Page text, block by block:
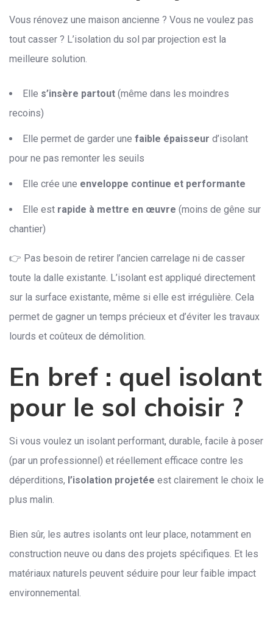
Vous rénovez une maison ancienne ? Vous ne voulez pas
tout casser ? L’isolation du sol par projection est la
meilleure solution.
Elle s’insère partout (même dans les moindres
recoins)
Elle permet de garder une faible épaisseur d’isolant
pour ne pas remonter les seuils
Elle crée une enveloppe continue et performante
Elle est rapide à mettre en œuvre (moins de gêne sur
chantier)
👉 Pas besoin de retirer l’ancien carrelage ni de casser
toute la dalle existante. L’isolant est appliqué directement
sur la surface existante, même si elle est irrégulière. Cela
permet de gagner un temps précieux et d’éviter les travaux
lourds et coûteux de démolition.
En bref : quel isolant
pour le sol choisir ?
Si vous voulez un isolant performant, durable, facile à poser
(par un professionnel) et réellement efficace contre les
déperditions, l’isolation projetée est clairement le choix le
plus malin.
Bien sûr, les autres isolants ont leur place, notamment en
construction neuve ou dans des projets spécifiques. Et les
matériaux naturels peuvent séduire pour leur faible impact
environnemental.